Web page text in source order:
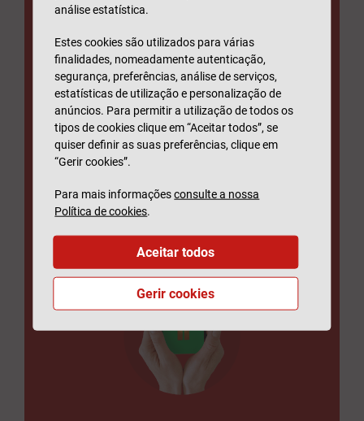
Seguro Proteção
​Rendas
Pagamento da rendaem caso de
incapacidade temporária absoluta,
desemprego ou hospitalização do
inquilino.
SABER MAIS
análise estatística.
Estes cookies são utilizados para várias
finalidades, nomeadamente autenticação,
segurança, preferências, análise de serviços,
estatísticas de utilização e personalização de
anúncios. Para permitir a utilização de todos os
tipos de cookies clique em “Aceitar todos”, se
quiser definir as suas preferências, clique em
“Gerir cookies”.
Para mais informaçõesconsulte a nossa
Política de cookies.
Gerir cookies
Aceitar todos